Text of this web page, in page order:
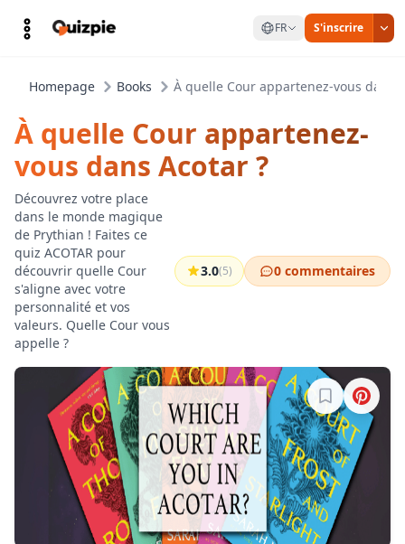
FR S'inscrire
Homepage Books À quelle Cour appartenez-vous dans
À quelle Cour appartenez-
vous dans Acotar ?
Découvrez votre place
dans le monde magique
de Prythian ! Faites ce
quiz ACOTAR pour
découvrir quelle Cour
s'aligne avec votre
personnalité et vos
valeurs. Quelle Cour vous
appelle ?
3.0(5) 0 commentaires
Connectez-